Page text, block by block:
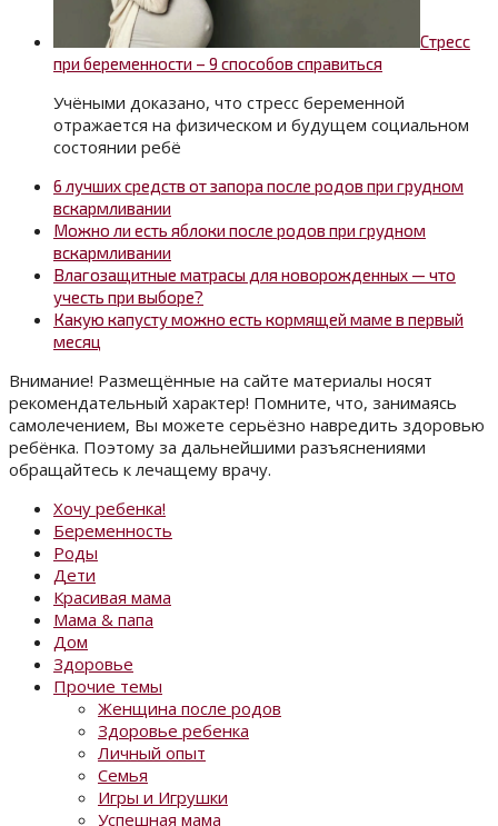
Стресс
при беременности – 9 способов справиться
Учёными доказано, что стресс беременной
отражается на физическом и будущем социальном
состоянии ребё
6 лучших средств от запора после родов при грудном
вскармливании
Можно ли есть яблоки после родов при грудном
вскармливании
Влагозащитные матрасы для новорожденных — что
учесть при выборе?
Какую капусту можно есть кормящей маме в первый
месяц
Внимание! Размещённые на сайте материалы носят
рекомендательный характер! Помните, что, занимаясь
самолечением, Вы можете серьёзно навредить здоровью
ребёнка. Поэтому за дальнейшими разъяснениями
обращайтесь к лечащему врачу.
Хочу ребенка!
Беременность
Роды
Дети
Красивая мама
Мама & папа
Дом
Здоровье
Прочие темы
Женщина после родов
Здоровье ребенка
Личный опыт
Семья
Игры и Игрушки
Успешная мама